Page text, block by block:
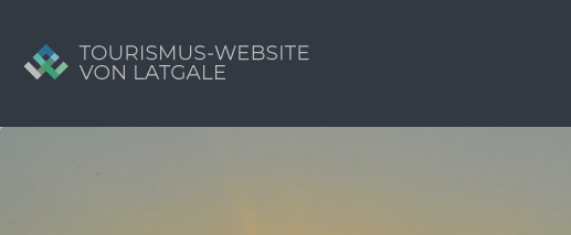
nach: